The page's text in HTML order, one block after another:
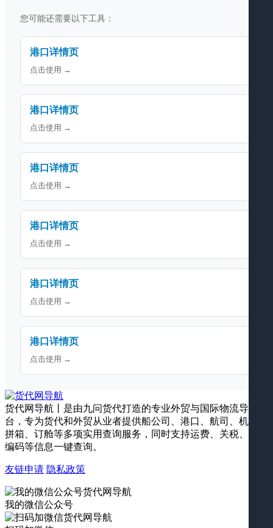
您可能还需要以下工具：
港口详情页
点击使用 →
港口详情页
点击使用 →
港口详情页
点击使用 →
港口详情页
点击使用 →
港口详情页
点击使用 →
港口详情页
点击使用 →
货代网导航丨是由九问货代打造的专业外贸与国际物流导航平
台，专为货代和外贸从业者提供船公司、港口、航司、机场、
拼箱、订舱等多项实用查询服务，同时支持运费、关税、海关
编码等信息一键查询。
友链申请 隐私政策
我的微信公众号